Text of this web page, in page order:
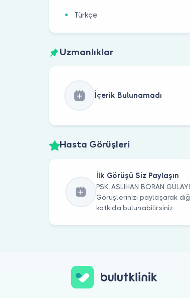
Türkçe
Uzmanlıklar
İçerik Bulunamadı
Hasta Görüşleri
İlk Görüşü Siz Paylaşın
PSK. ASLIHAN BORAN
Görüşlerinizi paylaşarak
katkıda bulunabilirsiniz.